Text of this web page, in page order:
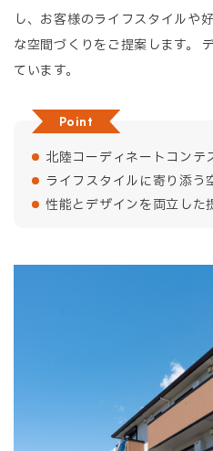
し、お客様のライフスタイルや
な空間づくりをご提案します。
ています。
Point
北陸コーディネートコンテ
ライフスタイルに寄り添う
性能とデザインを両立した